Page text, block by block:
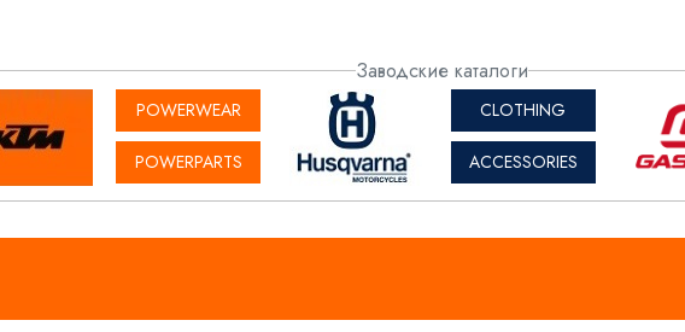
Заводские каталоги
POWERWEAR
POWERPARTS
CLOTHING
ACCESSORIES